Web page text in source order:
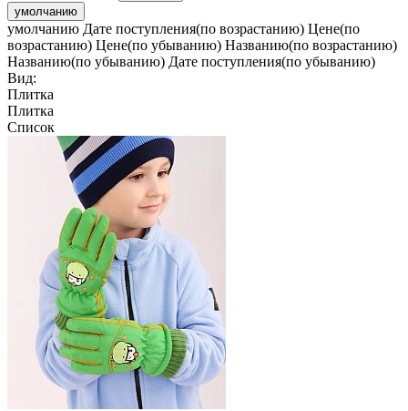
умолчанию
умолчанию Дате поступления(по возрастанию) Цене(по
возрастанию) Цене(по убыванию) Названию(по возрастанию)
Названию(по убыванию) Дате поступления(по убыванию)
Вид:
Плитка
Плитка
Список